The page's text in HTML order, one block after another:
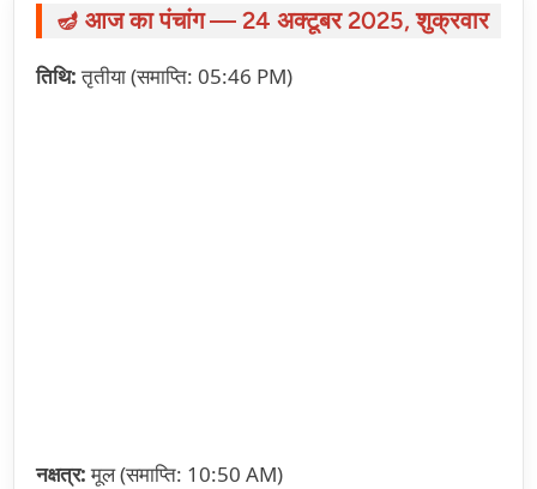
🪔 आज का पंचांग — 24 अक्टूबर 2025, शुक्रवार
तिथि:तृतीया (समाप्ति: 05:46 PM)
नक्षत्र:मूल (समाप्ति: 10:50 AM)